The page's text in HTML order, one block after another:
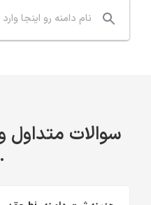
سوالات متداول
.bj